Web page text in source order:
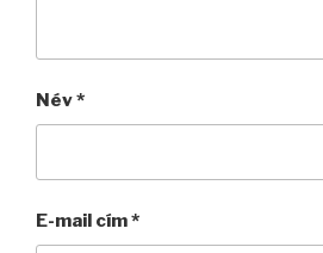
Név*
E-mail cím*